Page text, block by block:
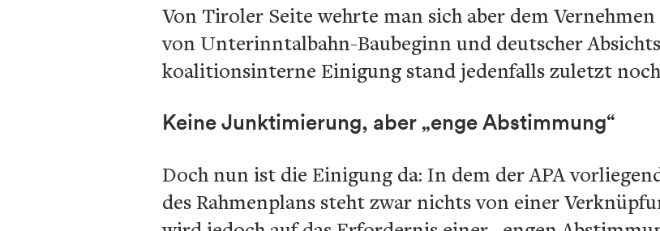
Von Tiroler Seite wehrte man sich aber dem
von Unterinntalbahn-Baubeginn und deutscher
koalitionsinterne Einigung stand jedenfalls zuletzt noch
Keine Junktimierung, aber „enge Abstimmung“
Doch nun ist die Einigung da: In dem der APA
des Rahmenplans steht zwar nichts von einer